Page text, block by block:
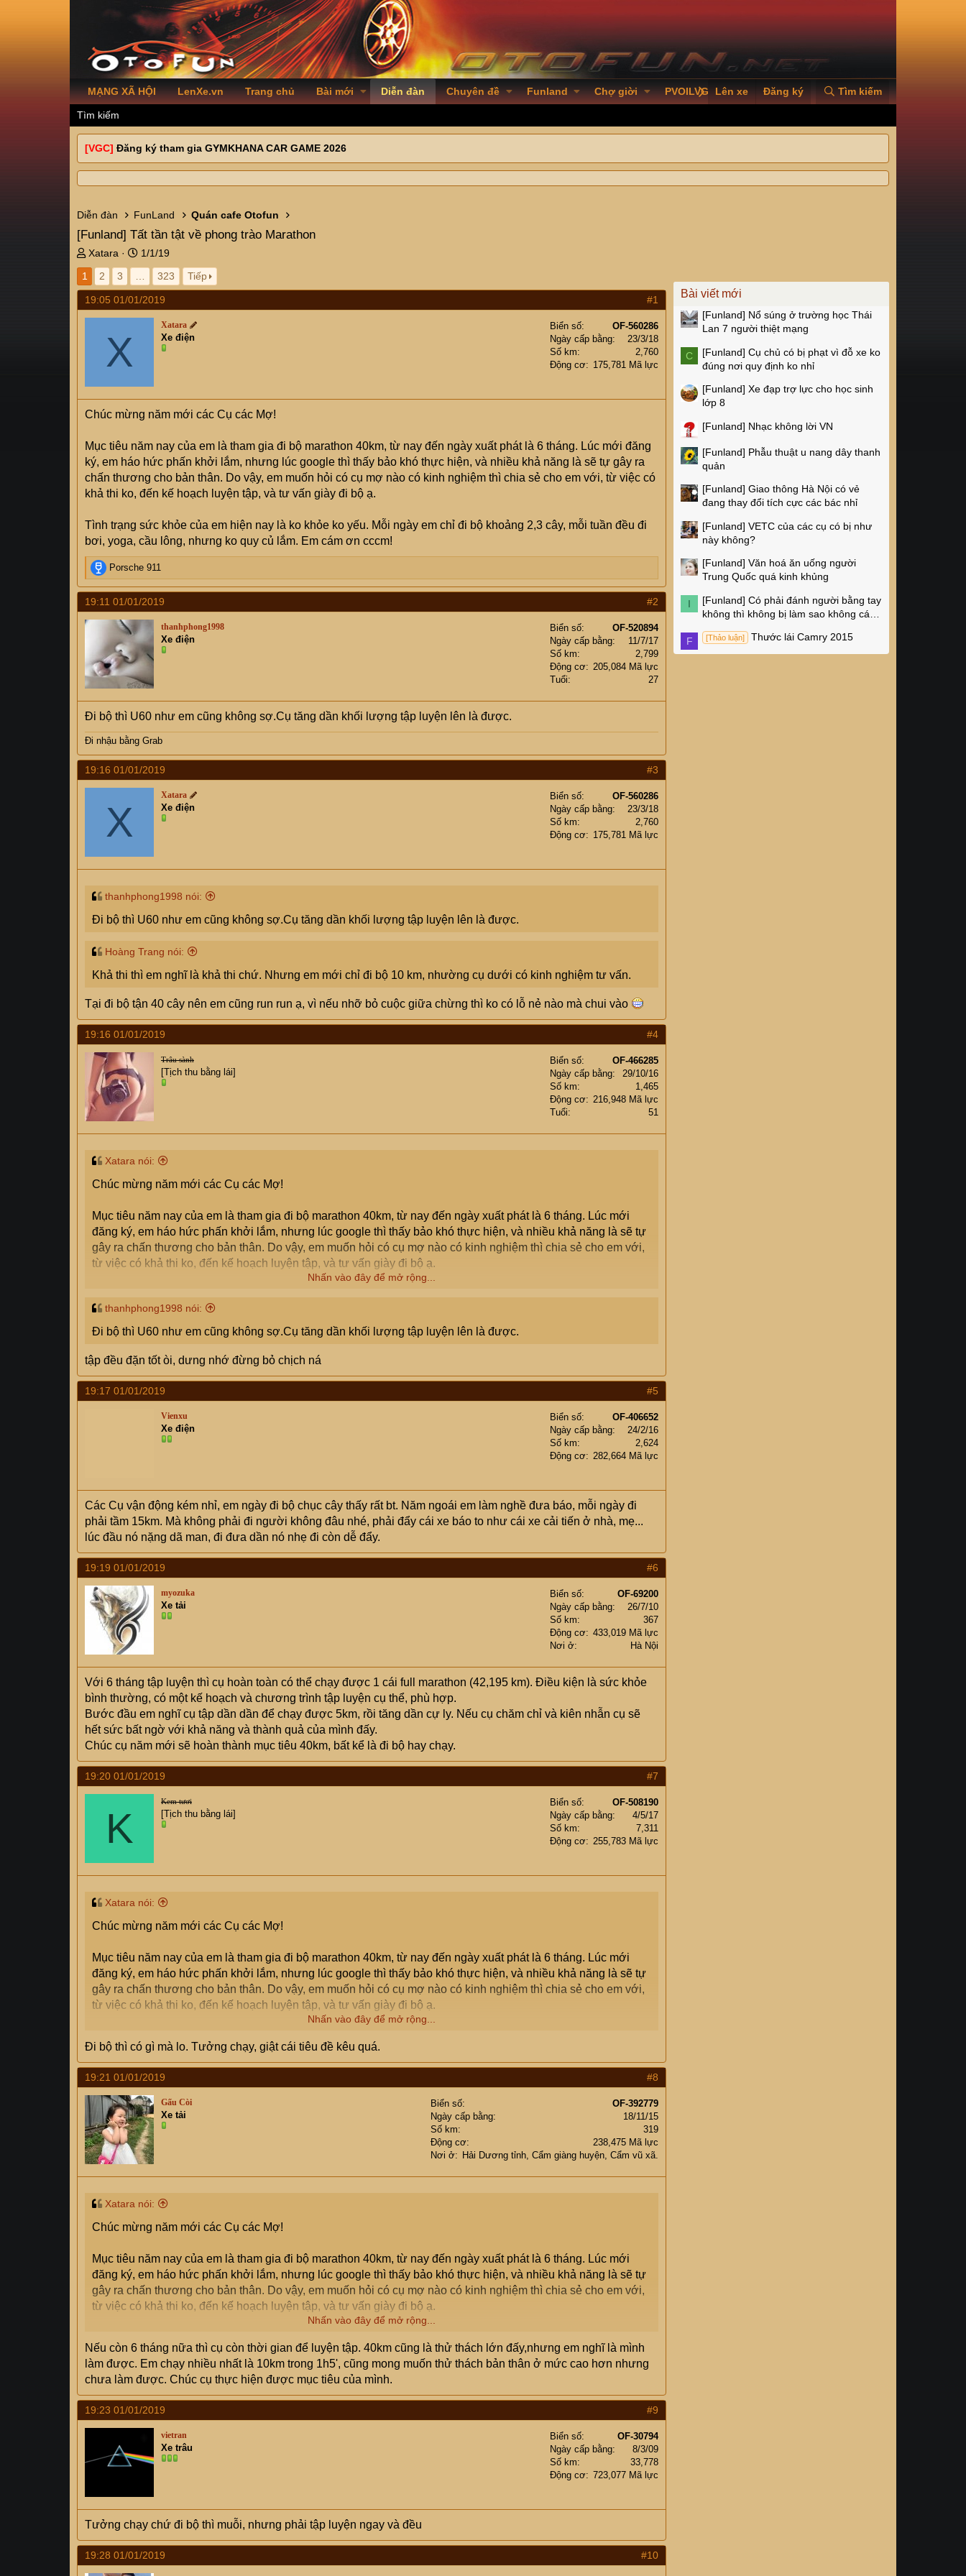
MẠNG XÃ HỘI LenXe.vn Trang chủ Bài mới Diễn đàn Chuyên đề Funland Chợ giời PVOILVGC2026
Lên xe Đăng ký Tìm kiếm
Tìm kiếm
[VGC] Đăng ký tham gia GYMKHANA CAR GAME 2026
Diễn đàn FunLand Quán cafe Otofun
[Funland] Tất tần tật về phong trào Marathon
T
h
e
a
d
t
e
r
Xatara
N
g
à
y
g
ử
1/1/19
1
2 3 323 Tiếp
19:05 01/01/2019 #1
X
Xatara
Xe điện
Biển số
OF-560286
Ngày cấp bằng
23/3/18
Số km
2,760
Động cơ
175,781 Mã lực
Chúc mừng năm mới các Cụ các Mợ!
Mục tiêu năm nay của em là tham gia đi bộ marathon 40km, từ nay đến ngày xuất phát là 6 tháng. Lúc mới đăng
ký, em háo hức phấn khởi lắm, nhưng lúc google thì thấy bảo khó thực hiện, và nhiều khả năng là sẽ tự gây ra
chấn thương cho bản thân. Do vậy, em muốn hỏi có cụ mợ nào có kinh nghiệm thì chia sẻ cho em với, từ việc có
khả thi ko, đến kế hoạch luyện tập, và tư vấn giày đi bộ ạ.
Tình trạng sức khỏe của em hiện nay là ko khỏe ko yếu. Mỗi ngày em chỉ đi bộ khoảng 2,3 cây, mỗi tuần đều đi
bơi, yoga, cầu lông, nhưng ko quy củ lắm. Em cám ơn cccm!
R
e
a
c
t
o
n
s
Porsche 911
19:11 01/01/2019 #2
thanhphong1998
Xe điện
Biển số
OF-520894
Ngày cấp bằng
11/7/17
Số km
2,799
Động cơ
205,084 Mã lực
Tuổi
27
Đi bộ thì U60 như em cũng không sợ.Cụ tăng dần khối lượng tập luyện lên là được.
Đi nhậu bằng Grab
19:16 01/01/2019 #3
X
Xatara
Xe điện
Biển số
OF-560286
Ngày cấp bằng
23/3/18
Số km
2,760
Động cơ
175,781 Mã lực
thanhphong1998 nói:
Đi bộ thì U60 như em cũng không sợ.Cụ tăng dần khối lượng tập luyện lên là được.
Hoàng Trang nói:
Khả thi thì em nghĩ là khả thi chứ. Nhưng em mới chỉ đi bộ 10 km, nhường cụ dưới có kinh nghiệm tư vấn.
Tại đi bộ tận 40 cây nên em cũng run run ạ, vì nếu nhỡ bỏ cuộc giữa chừng thì ko có lỗ nẻ nào mà chui vào
19:16 01/01/2019 #4
Trâu sành
[Tịch thu bằng lái]
Biển số
OF-466285
Ngày cấp bằng
29/10/16
Số km
1,465
Động cơ
216,948 Mã lực
Tuổi
51
Xatara nói:
Chúc mừng năm mới các Cụ các Mợ!
Mục tiêu năm nay của em là tham gia đi bộ marathon 40km, từ nay đến ngày xuất phát là 6 tháng. Lúc mới
đăng ký, em háo hức phấn khởi lắm, nhưng lúc google thì thấy bảo khó thực hiện, và nhiều khả năng là sẽ tự
gây ra chấn thương cho bản thân. Do vậy, em muốn hỏi có cụ mợ nào có kinh nghiệm thì chia sẻ cho em với,
từ việc có khả thi ko, đến kế hoạch luyện tập, và tư vấn giày đi bộ ạ.
đi bơi, yoga, cầu lông, nhưng ko quy củ lắm. Em cám ơn cccm!
Nhấn vào đây để mở rộng...
thanhphong1998 nói:
Đi bộ thì U60 như em cũng không sợ.Cụ tăng dần khối lượng tập luyện lên là được.
tập đều đặn tốt òi, dưng nhớ đừng bỏ chịch ná
19:17 01/01/2019 #5
Vienxu
Xe điện
Biển số
OF-406652
Ngày cấp bằng
24/2/16
Số km
2,624
Động cơ
282,664 Mã lực
Các Cụ vận động kém nhỉ, em ngày đi bộ chục cây thấy rất bt. Năm ngoái em làm nghề đưa báo, mỗi ngày đi
phải tầm 15km. Mà không phải đi người không đâu nhé, phải đẩy cái xe báo to như cái xe cải tiến ở nhà, mẹ...
lúc đầu nó nặng dã man, đi đưa dần nó nhẹ đi còn dễ đẩy.
19:19 01/01/2019 #6
myozuka
Xe tải
Biển số
OF-69200
Ngày cấp bằng
26/7/10
Số km
367
Động cơ
433,019 Mã lực
Nơi ở
Hà Nội
Với 6 tháng tập luyện thì cụ hoàn toàn có thể chạy được 1 cái full marathon (42,195 km). Điều kiện là sức khỏe
bình thường, có một kế hoạch và chương trình tập luyện cụ thể, phù hợp.
Bước đầu em nghĩ cụ tập dần dần để chạy được 5km, rồi tăng dần cự ly. Nếu cụ chăm chỉ và kiên nhẫn cụ sẽ
hết sức bất ngờ với khả năng và thành quả của mình đấy.
Chúc cụ năm mới sẽ hoàn thành mục tiêu 40km, bất kể là đi bộ hay chạy.
19:20 01/01/2019 #7
K
Kem tươi
[Tịch thu bằng lái]
Biển số
OF-508190
Ngày cấp bằng
4/5/17
Số km
7,311
Động cơ
255,783 Mã lực
Xatara nói:
Chúc mừng năm mới các Cụ các Mợ!
Mục tiêu năm nay của em là tham gia đi bộ marathon 40km, từ nay đến ngày xuất phát là 6 tháng. Lúc mới
đăng ký, em háo hức phấn khởi lắm, nhưng lúc google thì thấy bảo khó thực hiện, và nhiều khả năng là sẽ tự
gây ra chấn thương cho bản thân. Do vậy, em muốn hỏi có cụ mợ nào có kinh nghiệm thì chia sẻ cho em với,
từ việc có khả thi ko, đến kế hoạch luyện tập, và tư vấn giày đi bộ ạ.
đi bơi, yoga, cầu lông, nhưng ko quy củ lắm. Em cám ơn cccm!
Nhấn vào đây để mở rộng...
Đi bộ thì có gì mà lo. Tưởng chạy, giật cái tiêu đề kêu quá.
19:21 01/01/2019 #8
Gấu Còi
Xe tải
Biển số
OF-392779
Ngày cấp bằng
18/11/15
Số km
319
Động cơ
238,475 Mã lực
Nơi ở
Hải Dương tỉnh, Cẩm giàng huyện, Cẩm vũ xã.
Xatara nói:
Chúc mừng năm mới các Cụ các Mợ!
Mục tiêu năm nay của em là tham gia đi bộ marathon 40km, từ nay đến ngày xuất phát là 6 tháng. Lúc mới
đăng ký, em háo hức phấn khởi lắm, nhưng lúc google thì thấy bảo khó thực hiện, và nhiều khả năng là sẽ tự
gây ra chấn thương cho bản thân. Do vậy, em muốn hỏi có cụ mợ nào có kinh nghiệm thì chia sẻ cho em với,
từ việc có khả thi ko, đến kế hoạch luyện tập, và tư vấn giày đi bộ ạ.
đi bơi, yoga, cầu lông, nhưng ko quy củ lắm. Em cám ơn cccm!
Nhấn vào đây để mở rộng...
Nếu còn 6 tháng nữa thì cụ còn thời gian để luyện tập. 40km cũng là thử thách lớn đấy,nhưng em nghĩ là mình
làm được. Em chạy nhiều nhất là 10km trong 1h5', cũng mong muốn thử thách bản thân ở mức cao hơn nhưng
chưa làm được. Chúc cụ thực hiện được mục tiêu của mình.
19:23 01/01/2019 #9
vietran
Xe trâu
Biển số
OF-30794
Ngày cấp bằng
8/3/09
Số km
33,778
Động cơ
723,077 Mã lực
Tưởng chạy chứ đi bộ thì muỗi, nhưng phải tập luyện ngay và đều
19:28 01/01/2019 #10
Bài viết mới
[Funland] Nổ súng ở trường học Thái
Lan 7 người thiệt mạng
C [Funland] Cụ chủ có bị phạt vì đỗ xe ko
đúng nơi quy định ko nhỉ
[Funland] Xe đạp trợ lực cho học sinh
lớp 8
[Funland] Nhạc không lời VN
[Funland] Phẫu thuật u nang dây thanh
quản
[Funland] Giao thông Hà Nội có vẻ
đang thay đổi tích cực các bác nhỉ
[Funland] VETC của các cụ có bị như
này không?
[Funland] Văn hoá ăn uống người
Trung Quốc quá kinh khủng
I [Funland] Có phải đánh người bằng tay
không thì không bị làm sao không các
F
[Thảo luận] Thước lái Camry 2015